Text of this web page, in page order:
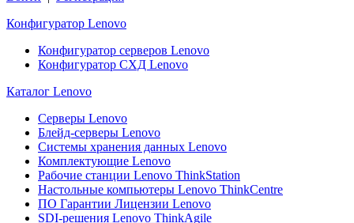
Конфигуратор Lenovo
Конфигуратор серверов Lenovo
Конфигуратор СХД Lenovo
Каталог Lenovo
Серверы Lenovo
Блейд-серверы Lenovo
Системы хранения данных Lenovo
Комплектующие Lenovo
Рабочие станции Lenovo ThinkStation
Настольные компьютеры Lenovo ThinkCentre
ПО Гарантии Лицензии Lenovo
SDI-решения Lenovo ThinkAgile